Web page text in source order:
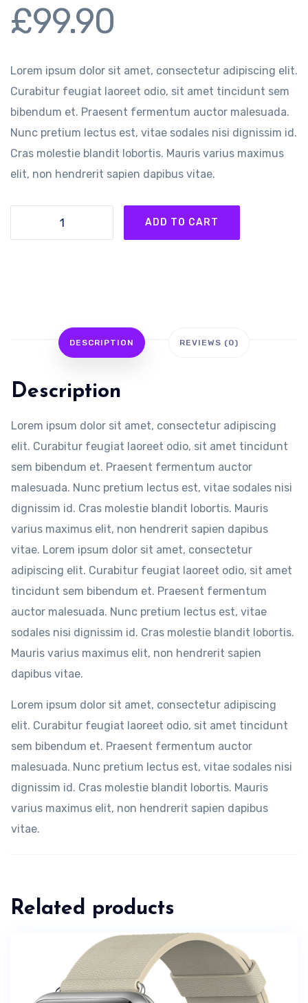
£99.90
Lorem ipsum dolor sit amet, consectetur adipiscing elit.
Curabitur feugiat laoreet odio, sit amet tincidunt sem
bibendum et. Praesent fermentum auctor malesuada.
Nunc pretium lectus est, vitae sodales nisi dignissim id.
Cras molestie blandit lobortis. Mauris varius maximus
elit, non hendrerit sapien dapibus vitae.
ADD TO CART
DESCRIPTION REVIEWS (0)
Description
Lorem ipsum dolor sit amet, consectetur adipiscing
elit. Curabitur feugiat laoreet odio, sit amet tincidunt
sem bibendum et. Praesent fermentum auctor
malesuada. Nunc pretium lectus est, vitae sodales nisi
dignissim id. Cras molestie blandit lobortis. Mauris
varius maximus elit, non hendrerit sapien dapibus
vitae. Lorem ipsum dolor sit amet, consectetur
adipiscing elit. Curabitur feugiat laoreet odio, sit amet
tincidunt sem bibendum et. Praesent fermentum
auctor malesuada. Nunc pretium lectus est, vitae
sodales nisi dignissim id. Cras molestie blandit lobortis.
Mauris varius maximus elit, non hendrerit sapien
dapibus vitae.
Lorem ipsum dolor sit amet, consectetur adipiscing
elit. Curabitur feugiat laoreet odio, sit amet tincidunt
sem bibendum et. Praesent fermentum auctor
malesuada. Nunc pretium lectus est, vitae sodales nisi
dignissim id. Cras molestie blandit lobortis. Mauris
varius maximus elit, non hendrerit sapien dapibus
vitae.
Related products